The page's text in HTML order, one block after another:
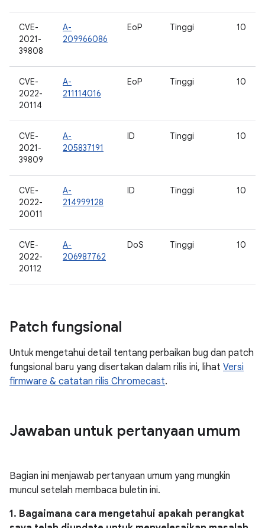
CVE-
2021-
39808
A-
209966086
EoP Tinggi 10
CVE-
2022-
20114
A-
211114016
EoP Tinggi 10
CVE-
2021-
39809
A-
205837191
ID Tinggi 10
CVE-
2022-
20011
A-
214999128
ID Tinggi 10
CVE-
2022-
20112
A-
206987762
DoS Tinggi 10
Patch fungsional
Untuk mengetahui detail tentang perbaikan bug dan patch
fungsional baru yang disertakan dalam rilis ini, lihat Versi
firmware & catatan rilis Chromecast.
Jawaban untuk pertanyaan umum
Bagian ini menjawab pertanyaan umum yang mungkin
muncul setelah membaca buletin ini.
1. Bagaimana cara mengetahui apakah perangkat